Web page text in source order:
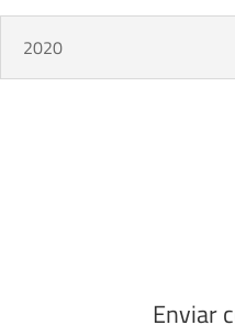
2020
Enviar